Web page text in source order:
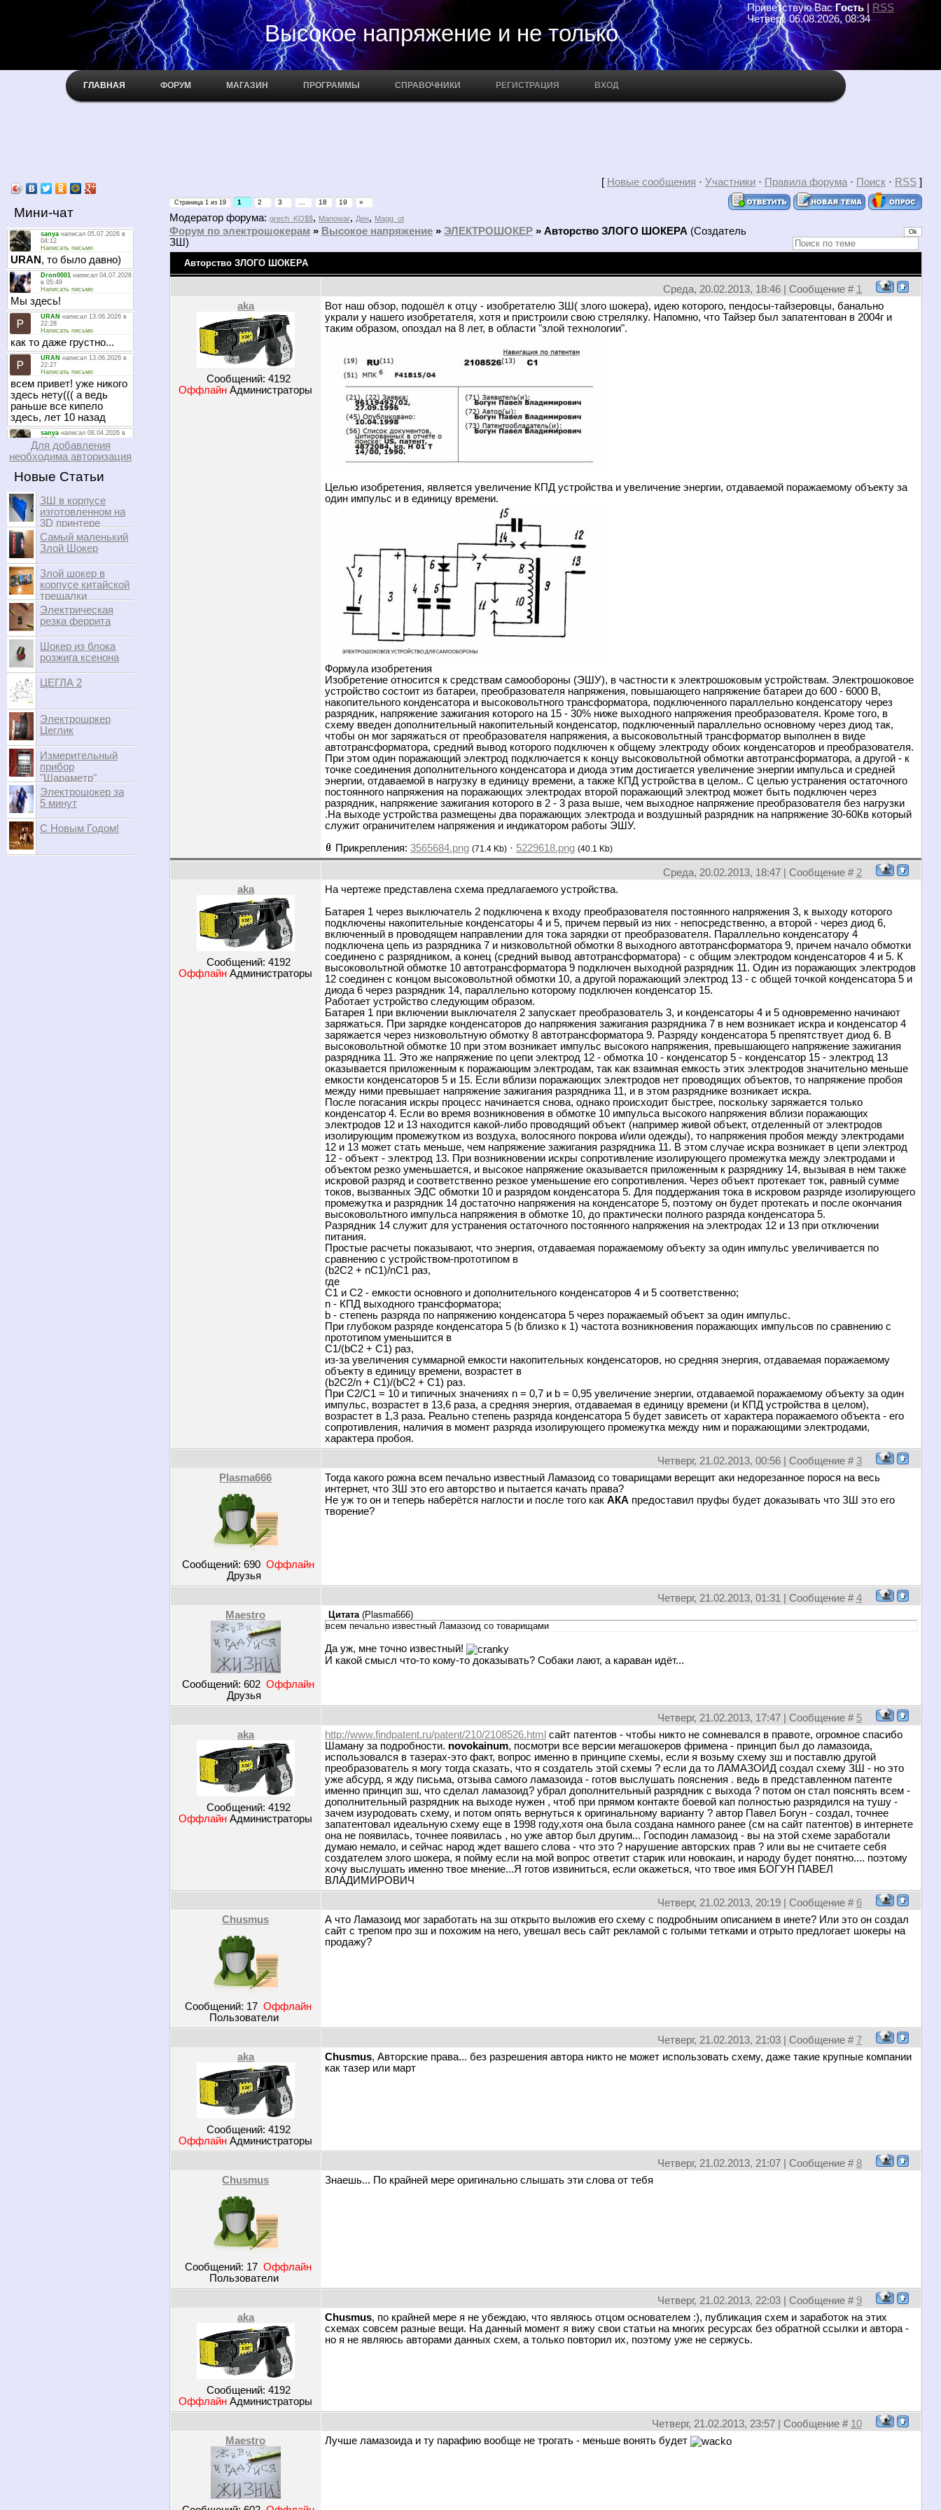
Приветствую Вас Гость|
RSS
Четверг, 06.08.2026, 08:34
Высокое напряжение и не только
ГЛАВНАЯ ФОРУМ МАГАЗИН ПРОГРАММЫ СПРАВОЧНИКИ РЕГИСТРАЦИЯ ВХОД
Мини-чат
Для добавления
необходима авторизация
Новые Статьи
ЗШ в корпусе
изготовленном на
3D принтере
Самый маленький
Злой Шокер
Злой шокер в
корпусе китайской
трещалки
Электрическая
резка феррита
Шокер из блока
розжига ксенона
ЦЕГЛА 2
Электрошркер
Цеглик
Измерительный
прибор
"Шараметр"
Электрошокер за
5 минут
С Новым Годом!
[ Новые сообщения · Участники· Правила форума· Поиск· RSS]
Страница 1из 19 1 2 3 18 19 »
Модератор форума: grech_KO$$, Manowar, Ден, Magg_ot
Форум по электрошокерам » Высокое напряжение » ЭЛЕКТРОШОКЕР » Авторство ЗЛОГО ШОКЕРА (Создатель
ЗШ)
Авторство ЗЛОГО ШОКЕРА
Среда, 20.02.2013, 18:46 | Сообщение # 1
aka
Сообщений: 4192
Оффлайн Администраторы
Вот наш обзор, подошёл к отцу - изобретателю ЗШ( злого шокера), идею которого, пендосы-тайзеровцы, банально
украли у нашего изобретателя, хотя и пристроили свою стрелялку. Напомню, что Тайзер был запатентован в 2004г и
таким образом, опоздал на 8 лет, в области "злой технологии".
Целью изобретения, является увеличение КПД устройства и увеличение энергии, отдаваемой поражаемому объекту за
один импульс и в единицу времени.
Формула изобретения
Изобретение относится к средствам самообороны (ЭШУ), в частности к электрошоковым устройствам. Электрошоковое
устройство состоит из батареи, преобразователя напряжения, повышающего напряжение батареи до 600 - 6000 В,
накопительного конденсатора и высоковольтного трансформатора, подключенного параллельно конденсатору через
разрядник, напряжение зажигания которого на 15 - 30% ниже выходного напряжения преобразователя. Кроме того, в
схему введен дополнительный накопительный конденсатор, подключенный параллельно основному через диод так,
чтобы он мог заряжаться от преобразователя напряжения, а высоковольтный трансформатор выполнен в виде
автотрансформатора, средний вывод которого подключен к общему электроду обоих конденсаторов и преобразователя.
При этом один поражающий электрод подключается к концу высоковольтной обмотки автотрансформатора, а другой - к
точке соединения дополнительного конденсатора и диода этим достигается увеличение энергии импульса и средней
энергии, отдаваемой в нагрузку в единицу времени, а также КПД устройства в целом.. С целью устранения остаточного
постоянного напряжения на поражающих электродах второй поражающий электрод может быть подключен через
разрядник, напряжение зажигания которого в 2 - 3 раза выше, чем выходное напряжение преобразователя без нагрузки
.На выходе устройства размещены два поражающих электрода и воздушный разрядник на напряжение 30-60Кв который
служит ограничителем напряжения и индикатором работы ЭШУ.
Прикрепления: 3565684.png (71.4 Kb) · 5229618.png (40.1 Kb)
Среда, 20.02.2013, 18:47 | Сообщение # 2
aka
Сообщений: 4192
Оффлайн Администраторы
На чертеже представлена схема предлагаемого устройства.
Батарея 1 через выключатель 2 подключена к входу преобразователя постоянного напряжения 3, к выходу которого
подключены накопительные конденсаторы 4 и 5, причем первый из них - непосредственно, а второй - через диод 6,
включенный в проводящем направлении для тока зарядки от преобразователя. Параллельно конденсатору 4
подключена цепь из разрядника 7 и низковольтной обмотки 8 выходного автотрансформатора 9, причем начало обмотки
соединено с разрядником, а конец (средний вывод автотрансформатора) - с общим электродом конденсаторов 4 и 5. К
высоковольтной обмотке 10 автотрансформатора 9 подключен выходной разрядник 11. Один из поражающих электродов
12 соединен с концом высоковольтной обмотки 10, а другой поражающий электрод 13 - с общей точкой конденсатора 5 и
диода 6 через разрядник 14, параллельно которому подключен конденсатор 15.
Работает устройство следующим образом.
Батарея 1 при включении выключателя 2 запускает преобразователь 3, и конденсаторы 4 и 5 одновременно начинают
заряжаться. При зарядке конденсаторов до напряжения зажигания разрядника 7 в нем возникает искра и конденсатор 4
заряжается через низковольтную обмотку 8 автотрансформатора 9. Разряду конденсатора 5 препятствует диод 6. В
высоковольтной обмотке 10 при этом возникает импульс высокого напряжения, превышающего напряжение зажигания
разрядника 11. Это же напряжение по цепи электрод 12 - обмотка 10 - конденсатор 5 - конденсатор 15 - электрод 13
оказывается приложенным к поражающим электродам, так как взаимная емкость этих электродов значительно меньше
емкости конденсаторов 5 и 15. Если вблизи поражающих электродов нет проводящих объектов, то напряжение пробоя
между ними превышает напряжение зажигания разрядника 11, и в этом разряднике возникает искра.
После погасания искры процесс начинается снова, однако происходит быстрее, поскольку заряжается только
конденсатор 4. Если во время возникновения в обмотке 10 импульса высокого напряжения вблизи поражающих
электродов 12 и 13 находится какой-либо проводящий объект (например живой объект, отделенный от электродов
изолирующим промежутком из воздуха, волосяного покрова и/или одежды), то напряжения пробоя между электродами
12 и 13 может стать меньше, чем напряжение зажигания разрядника 11. В этом случае искра возникает в цепи электрод
12 - объект - электрод 13. При возникновении искры сопротивление изолирующего промежутка между электродами и
объектом резко уменьшается, и высокое напряжение оказывается приложенным к разряднику 14, вызывая в нем также
искровой разряд и соответственно резкое уменьшение его сопротивления. Через объект протекает ток, равный сумме
токов, вызванных ЭДС обмотки 10 и разрядом конденсатора 5. Для поддержания тока в искровом разряде изолирующего
промежутка и разрядник 14 достаточно напряжения на конденсаторе 5, поэтому он будет протекать и после окончания
высоковольтного импульса напряжения в обмотке 10, до практически полного разряда конденсатора 5.
Разрядник 14 служит для устранения остаточного постоянного напряжения на электродах 12 и 13 при отключении
питания.
Простые расчеты показывают, что энергия, отдаваемая поражаемому объекту за один импульс увеличивается по
сравнению с устройством-прототипом в
(b2C2 + nC1)/nC1 раз,
где
C1 и C2 - емкости основного и дополнительного конденсаторов 4 и 5 соответственно;
n - КПД выходного трансформатора;
b - степень разряда по напряжению конденсатора 5 через поражаемый объект за один импульс.
При глубоком разряде конденсатора 5 (b близко к 1) частота возникновения поражающих импульсов по сравнению с
прототипом уменьшится в
C1/(bC2 + C1) раз,
из-за увеличения суммарной емкости накопительных конденсаторов, но средняя энергия, отдаваемая поражаемому
объекту в единицу времени, возрастет в
(b2C2/n + C1)/(bC2 + C1) раз.
При C2/C1 = 10 и типичных значениях n = 0,7 и b = 0,95 увеличение энергии, отдаваемой поражаемому объекту за один
импульс, возрастет в 13,6 раза, а средняя энергия, отдаваемая в единицу времени (и КПД устройства в целом),
возрастет в 1,3 раза. Реально степень разряда конденсатора 5 будет зависеть от характера поражаемого объекта - его
сопротивления, наличия в момент разряда изолирующего промежутка между ним и поражающими электродами,
характера пробоя.
Четверг, 21.02.2013, 00:56 | Сообщение # 3
Plasma666
Сообщений:690 Оффлайн
Друзья
Тогда какого рожна всем печально известный Ламазоид со товарищами верещит аки недорезанное порося на весь
интернет, что ЗШ это его авторство и пытается качать права?
Не уж то он и теперь наберётся наглости и после того как АКА предоставил пруфы будет доказывать что ЗШ это его
творение?
Четверг, 21.02.2013, 01:31 | Сообщение #4
Maestro
Сообщений:602 Оффлайн
Друзья
Цитата(Plasma666)
всем печально известный Ламазоид со товарищами
Да уж, мне точно известный!
И какой смысл что-то кому-то доказывать? Собаки лают, а караван идёт...
Четверг, 21.02.2013, 17:47 | Сообщение # 5
aka
Сообщений: 4192
Оффлайн Администраторы
http://www.findpatent.ru/patent/210/2108526.html сайт патентов - чтобы никто не сомневался в правоте, огромное спасибо
Шаману за подробности. novokainum, посмотри все версии мегашокеров фримена - принцип был до ламазоида,
использовался в тазерах-это факт, вопрос именно в принципе схемы, если я возьму схему зш и поставлю другой
преобразователь я могу тогда сказать, что я создатель этой схемы ? если да то ЛАМАЗОИД создал схему ЗШ - но это
уже абсурд, я жду письма, отзыва самого ламазоида - готов выслушать пояснения . ведь в представленном патенте
именно принцип зш, что сделал ламазоид? убрал дополнительный разрядник с выхода ? потом он стал пояснять всем -
дополнительный разрядник на выходе нужен , чтоб при прямом контакте боевой кап полностью разрядился на тушу -
зачем изуродовать схему, и потом опять вернуться к оригинальному варианту ? автор Павел Богун - создал, точнее
запатентовал идеальную схему еще в 1998 году,хотя она была создана намного ранее (см на сайт патентов) в интернете
она не появилась, точнее появилась , но уже автор был другим... Господин ламазоид - вы на этой схеме заработали
думаю немало, и сейчас народ ждет вашего слова - что это ? нарушение авторских прав ? или вы не считаете себя
создателем злого шокера, я пойму если на мой вопрос ответит старик или новокаин, и народу будет понятно.... поэтому
хочу выслушать именно твое мнение...Я готов извиниться, если окажеться, что твое имя БОГУН ПАВЕЛ
ВЛАДИМИРОВИЧ
Четверг, 21.02.2013, 20:19 | Сообщение # 6
Chusmus
Сообщений: 17 Оффлайн
Пользователи
А что Ламазоид мог заработать на зш открыто выложив его схему с подробныим описанием в инете? Или это он создал
сайт с трепом про зш и похожим на него, увешал весь сайт рекламой с голыми тетками и отрыто предлогает шокеры на
продажу?
Четверг, 21.02.2013, 21:03 | Сообщение # 7
aka
Сообщений: 4192
Оффлайн Администраторы
Chusmus, Авторские права... без разрешения автора никто не может использовать схему, даже такие крупные компании
как тазер или март
Четверг, 21.02.2013, 21:07 | Сообщение #8
Chusmus
Сообщений: 17 Оффлайн
Пользователи
Знаешь... По крайней мере оригинально слышать эти слова от тебя
Четверг, 21.02.2013, 22:03 | Сообщение # 9
aka
Сообщений: 4192
Оффлайн Администраторы
Chusmus, по крайней мере я не убеждаю, что являюсь отцом основателем :), публикация схем и заработок на этих
схемах совсем разные вещи. На данный момент я вижу свои статьи на многих ресурсах без обратной ссылки и автора -
но я не являюсь авторами данных схем, а только повторил их, поэтому уже не сержусь.
Четверг, 21.02.2013, 23:57 | Сообщение # 10
Maestro
Лучше ламазоида и ту парафию вообще не трогать - меньше вонять будет